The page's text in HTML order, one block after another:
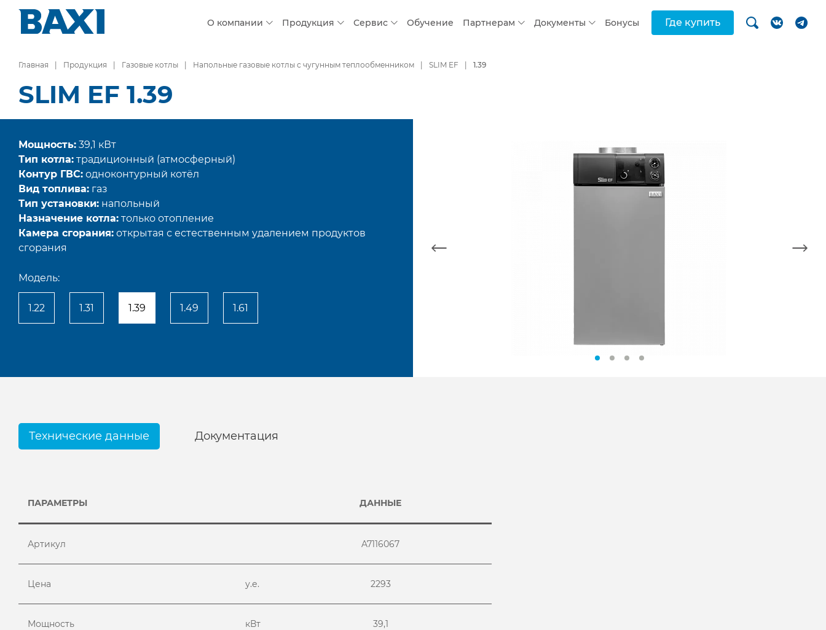
О компании Продукция Сервис Обучение Партнерам Документы Бонусы Где купить
Главная Продукция Газовые котлы Напольные газовые котлы с чугунным теплообменником SLIM EF 1.39
SLIM EF 1.39
Мощность: 39,1 кВт
Тип котла: традиционный (атмосферный)
Контур ГВС: одноконтурный котёл
Вид топлива: газ
Тип установки: напольный
Назначение котла: только отопление
Камера сгорания: открытая с естественным удалением продуктов
сгорания
Модель:
1.22 1.31 1.39 1.49 1.61
Технические данные Документация
ПАРАМЕТРЫ ДАННЫЕ
Артикул A7116067
Цена у.е. 2293
Мощность кВт 39,1